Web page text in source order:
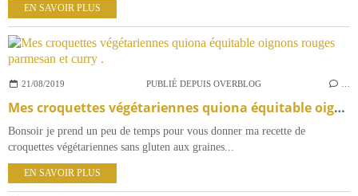
EN SAVOIR PLUS
21/08/2019 PUBLIÉ DEPUIS OVERBLOG
Mes croquettes végétariennes quiona équitable oignons rouges parmesan et curry .
Bonsoir je prend un peu de temps pour vous donner ma recette de
croquettes végétariennes sans gluten aux graines...
EN SAVOIR PLUS